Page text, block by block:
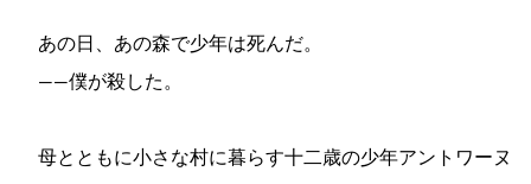
あの日、あの森で少年は死んだ。
――僕が殺した。
母とともに小さな村に暮らす十二歳の少年アントワーヌ